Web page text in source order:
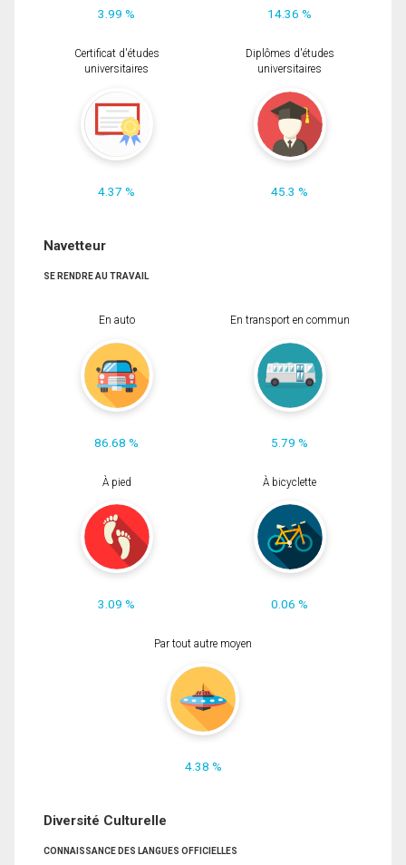
3.99 % 14.36 %
Certificat d'études
universitaires
4.37 %
Diplômes d'études
universitaires
45.3 %
Navetteur
SE RENDRE AU TRAVAIL
En auto
86.68 %
En transport en commun
5.79 %
À pied
3.09 %
À bicyclette
0.06 %
Par tout autre moyen
4.38 %
Diversité Culturelle
CONNAISSANCE DES LANGUES OFFICIELLES